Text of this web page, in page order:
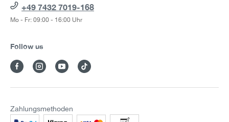
+49 7432 7019-168
Mo - Fr: 09:00 - 16:00 Uhr
Follow us
Zahlungsmethoden